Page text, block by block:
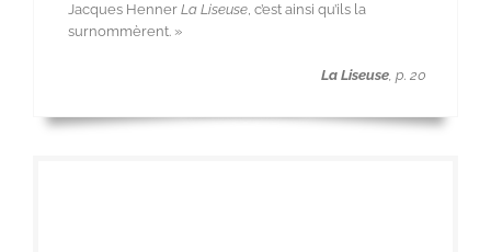
Jacques Henner La Liseuse, c’est ainsi qu’ils la
surnommèrent. »
La Liseuse, p. 20